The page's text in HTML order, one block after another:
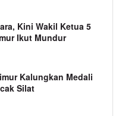
Kini Wakil Ketua 5
Ikut Mundur
Kalungkan Medali
Silat